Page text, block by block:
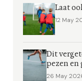
Laat
12 May
Dit
pezen
26 May